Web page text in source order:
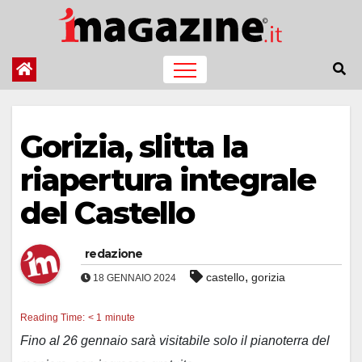
contenuto
Gorizia, slitta la
riapertura integrale
del Castello
redazione
18 GENNAIO 2024 castello, gorizia
Reading Time: < 1 minute
Fino al 26 gennaio sarà visitabile solo il pianoterra del